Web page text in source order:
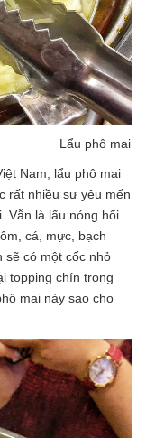
mai
Nam, lẩu phô mai
rất nhiều sự yêu mến
Vẫn là lẩu nóng hổi
cá, mực, bạch
sẽ có một cốc nhỏ
topping chín trong
mai này sao cho